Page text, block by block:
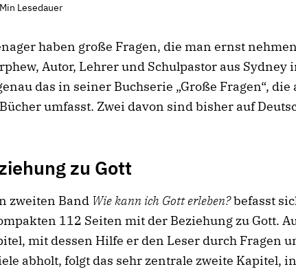
Lesedauer
haben große Fragen, die man ernst nehmen
Autor, Lehrer und Schulpastor aus Sydney
das in seiner Buchserie „Große Fragen“, die
umfasst. Zwei davon sind bisher auf
zu Gott
zweiten Band Wie kann ich Gott erleben?befasst
112 Seiten mit der Beziehung zu Gott.
mit dessen Hilfe er den Leser durch Fragen
abholt, folgt das sehr zentrale zweite Kapitel,